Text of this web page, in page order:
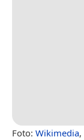
Foto: Wikimedia,